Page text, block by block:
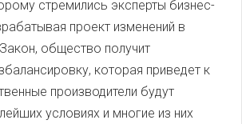
стремились эксперты бизнес-
проект изменений в
общество получит
которая приведет к
производители будут
условиях и многие из них